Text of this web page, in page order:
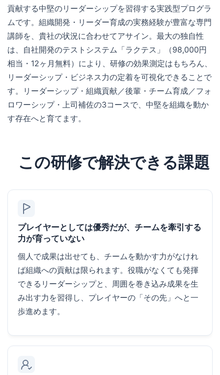
貢献する中堅のリーダーシップを習得する実践型プログラ
ムです。組織開発・リーダー育成の実務経験が豊富な専門
講師を、貴社の状況に合わせてアサイン。最大の独自性
は、自社開発のテストシステム「ラクテス」（98,000円
相当・12ヶ月無料）により、研修の効果測定はもちろん、
リーダーシップ・ビジネス力の定着を可視化できることで
す。リーダーシップ・組織貢献／後輩・チーム育成／フォ
ロワーシップ・上司補佐の3コースで、中堅を組織を動か
す存在へと育てます。
この研修で解決できる課題
プレイヤーとしては優秀だが、チームを牽引する
力が育っていない
個人で成果は出せても、チームを動かす力がなけれ
ば組織への貢献は限られます。役職がなくても発揮
できるリーダーシップと、周囲を巻き込み成果を生
み出す力を習得し、プレイヤーの「その先」へと一
歩進めます。